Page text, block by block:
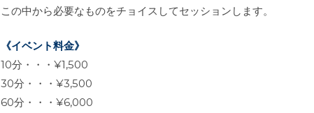
この中から必要なものをチョイスしてセッションします。
《イベント料金》
10分・・・¥1,500
30分・・・¥3,500
60分・・・¥6,000